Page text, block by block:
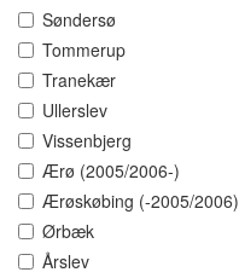
Søndersø
Tommerup
Tranekær
Ullerslev
Vissenbjerg
Ærø (2005/2006-)
Ærøskøbing (-2005/2006)
Ørbæk
Årslev